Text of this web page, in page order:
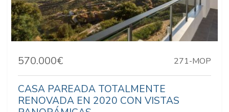
570.000€ 271-MOP
CASA PAREADA TOTALMENTE
RENOVADA EN 2020 CON VISTAS